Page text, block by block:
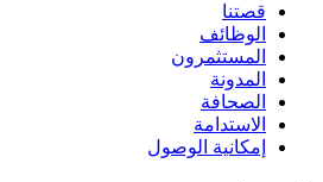
قصتنا
الوظائف
المستثمرون
المدونة
الصحافة
الاستدامة
إمكانية الوصول